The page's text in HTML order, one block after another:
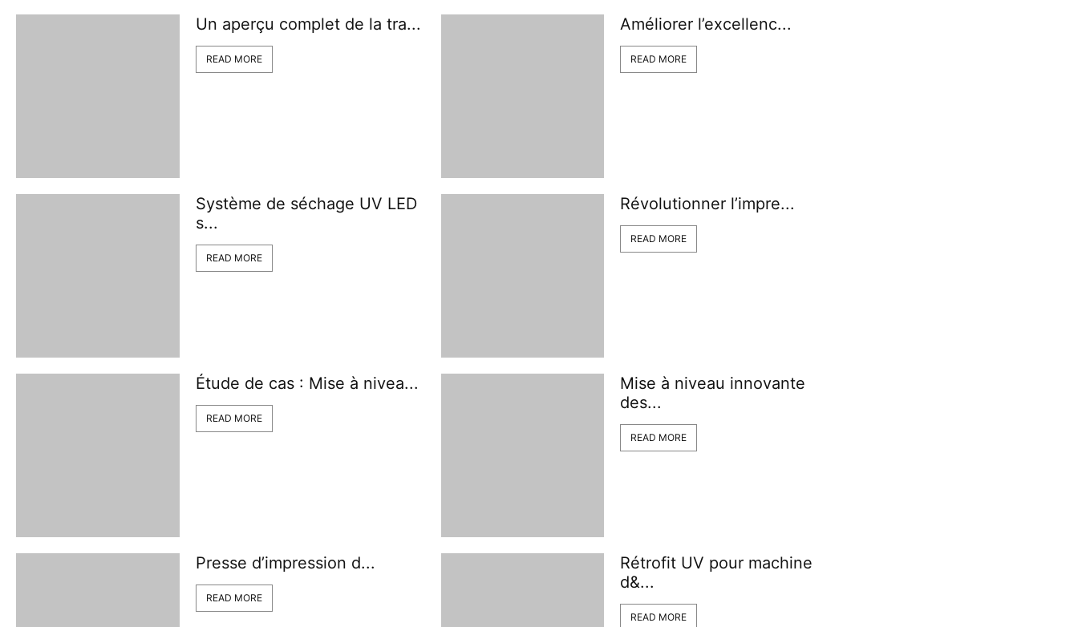
Un aperçu complet de la tra...
READ MORE
Améliorer l’excellenc...
READ MORE
Système de séchage UV LED
s...
READ MORE
Révolutionner l’impre...
READ MORE
Étude de cas : Mise à nivea...
READ MORE
Mise à niveau innovante
des...
READ MORE
Presse d’impression d...
READ MORE
Rétrofit UV pour machine
d&...
READ MORE